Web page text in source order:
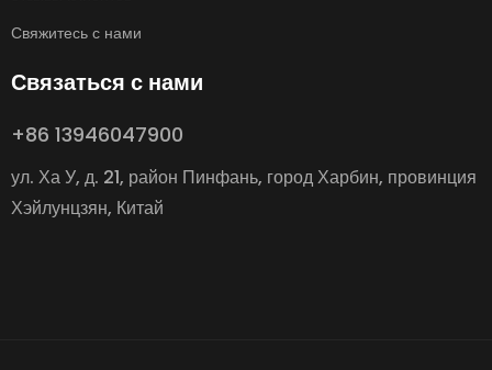
Свяжитесь с нами
Связаться с нами
+86 13946047900
ул. Ха У, д. 21, район Пинфань, город Харбин, провинция
Хэйлунцзян, Китай